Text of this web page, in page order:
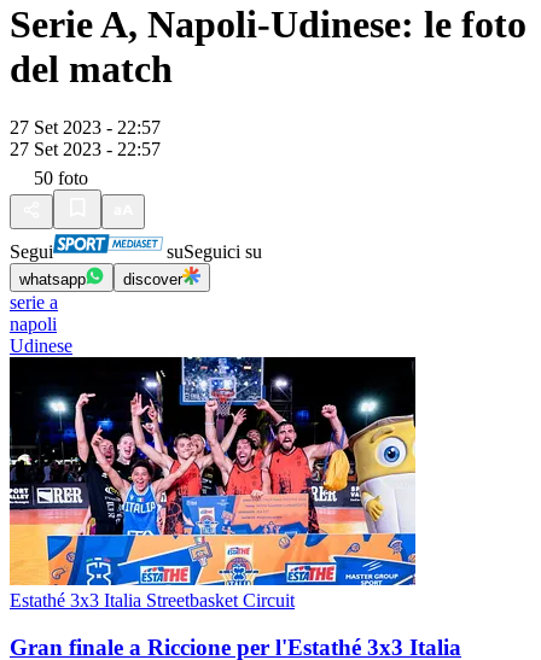
Serie A, Napoli-Udinese: le foto
del match
27 Set 2023 - 22:57
27 Set 2023 - 22:57
50 foto
Segui suSeguici su
whatsapp discover
serie a
napoli
Udinese
Estathé 3x3 Italia Streetbasket Circuit
Gran finale a Riccione per l'Estathé 3x3 Italia